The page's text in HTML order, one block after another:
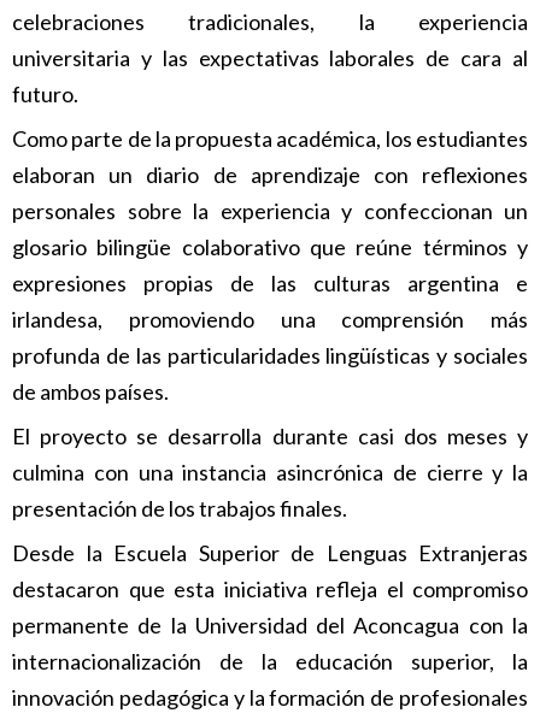
celebraciones tradicionales, la experiencia
universitaria y las expectativas laborales de cara al
futuro.
Como parte de la propuesta académica, los estudiantes
elaboran un diario de aprendizaje con reflexiones
personales sobre la experiencia y confeccionan un
glosario bilingüe colaborativo que reúne términos y
expresiones propias de las culturas argentina e
irlandesa, promoviendo una comprensión más
profunda de las particularidades lingüísticas y sociales
de ambos países.
El proyecto se desarrolla durante casi dos meses y
culmina con una instancia asincrónica de cierre y la
presentación de los trabajos finales.
Desde la Escuela Superior de Lenguas Extranjeras
destacaron que esta iniciativa refleja el compromiso
permanente de la Universidad del Aconcagua con la
internacionalización de la educación superior, la
innovación pedagógica y la formación de profesionales